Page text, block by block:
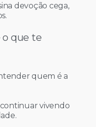
devoção cega,
o que te
quem é a
continuar vivendo